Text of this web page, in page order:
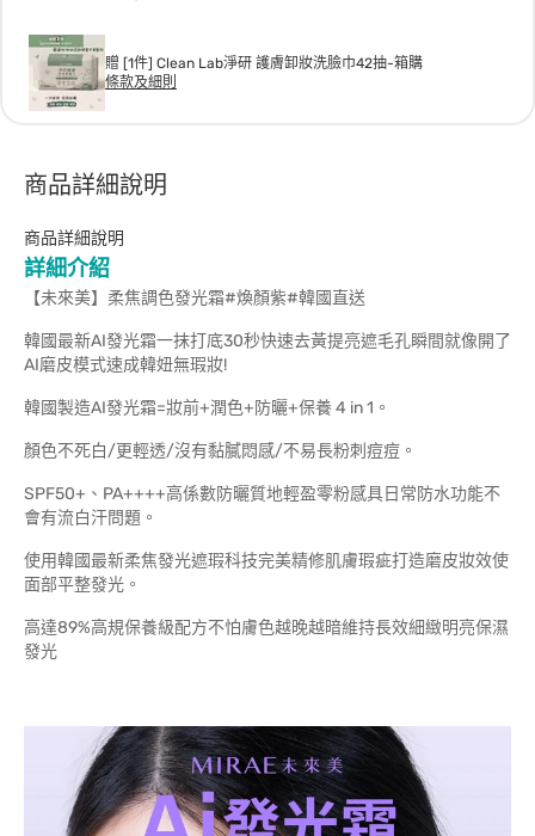
贈 [1件] Clean Lab淨研 護膚卸妝洗臉巾42抽-箱購
條款及細則
商品詳細說明
商品詳細說明
詳細介紹
【未來美】柔焦調色發光霜#煥顏紫#韓國直送
韓國最新AI發光霜一抹打底30秒快速去黃提亮遮毛孔瞬間就像開了
AI磨皮模式速成韓妞無瑕妝!
韓國製造AI發光霜=妝前+潤色+防曬+保養 4 in 1。
顏色不死白/更輕透/沒有黏膩悶感/不易長粉刺痘痘。
SPF50+、PA++++高係數防曬質地輕盈零粉感具日常防水功能不
會有流白汗問題。
使用韓國最新柔焦發光遮瑕科技完美精修肌膚瑕疵打造磨皮妝效使
面部平整發光。
高達89%高規保養級配方不怕膚色越晚越暗維持長效細緻明亮保濕
發光